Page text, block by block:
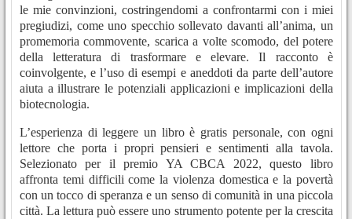
le mie convinzioni, costringendomi a confrontarmi con i miei
pregiudizi, come uno specchio sollevato davanti all’anima, un
promemoria commovente, scarica a volte scomodo, del potere
della letteratura di trasformare e elevare. Il racconto è
coinvolgente, e l’uso di esempi e aneddoti da parte dell’autore
aiuta a illustrare le potenziali applicazioni e implicazioni della
biotecnologia.
L’esperienza di leggere un libro è gratis personale, con ogni
lettore che porta i propri pensieri e sentimenti alla tavola.
Selezionato per il premio YA CBCA 2022, questo libro
affronta temi difficili come la violenza domestica e la povertà
con un tocco di speranza e un senso di comunità in una piccola
città. La lettura può essere uno strumento potente per la crescita